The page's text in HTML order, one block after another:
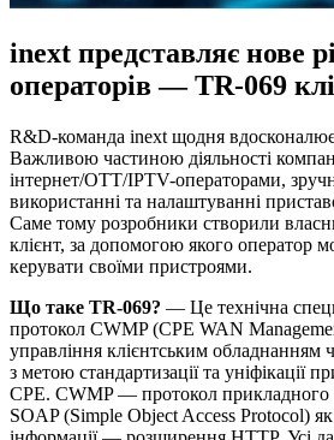
inext представляє нове
операторів — TR-069
R&D-команда inext щодня
Важливою частиною діяльності
інтернет/OTT/IPTV-операторами,
використанні та налаштуванні
Саме тому розробники створили
клієнт, за допомогою якого оператор
керувати своїми пристроями.
Що таке TR-069? — Це технічна
протокол CWMP (CPE WAN
управління клієнтським обладнанням
з метою стандартизації та уніфікації
CPE. CWMP — протокол прикладного
SOAP (Simple Object Access Protocol) як